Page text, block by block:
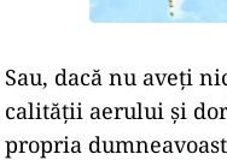
Sau, dacă nu aveți
calității aerului și
propria